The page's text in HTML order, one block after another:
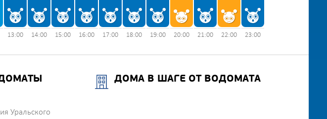
13:00 14:00 15:00 16:00 17:00 18:00 19:00 20:00 21:00 22:00 23:00
Уральского
ДОМА В ШАГЕ ОТ ВОДОМАТА